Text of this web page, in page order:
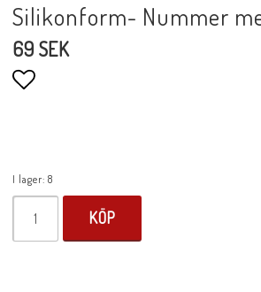
Silikonform- Nummer
69 SEK
I lager: 8
KÖP